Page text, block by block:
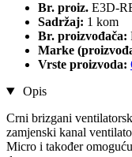
Br. proiz. E3D-
Sadržaj: 1 kom
Br. proizvođača:
Marke
Vrste proizvoda:
Opis
Crni brizgani
zamjenski kanal
Micro i također